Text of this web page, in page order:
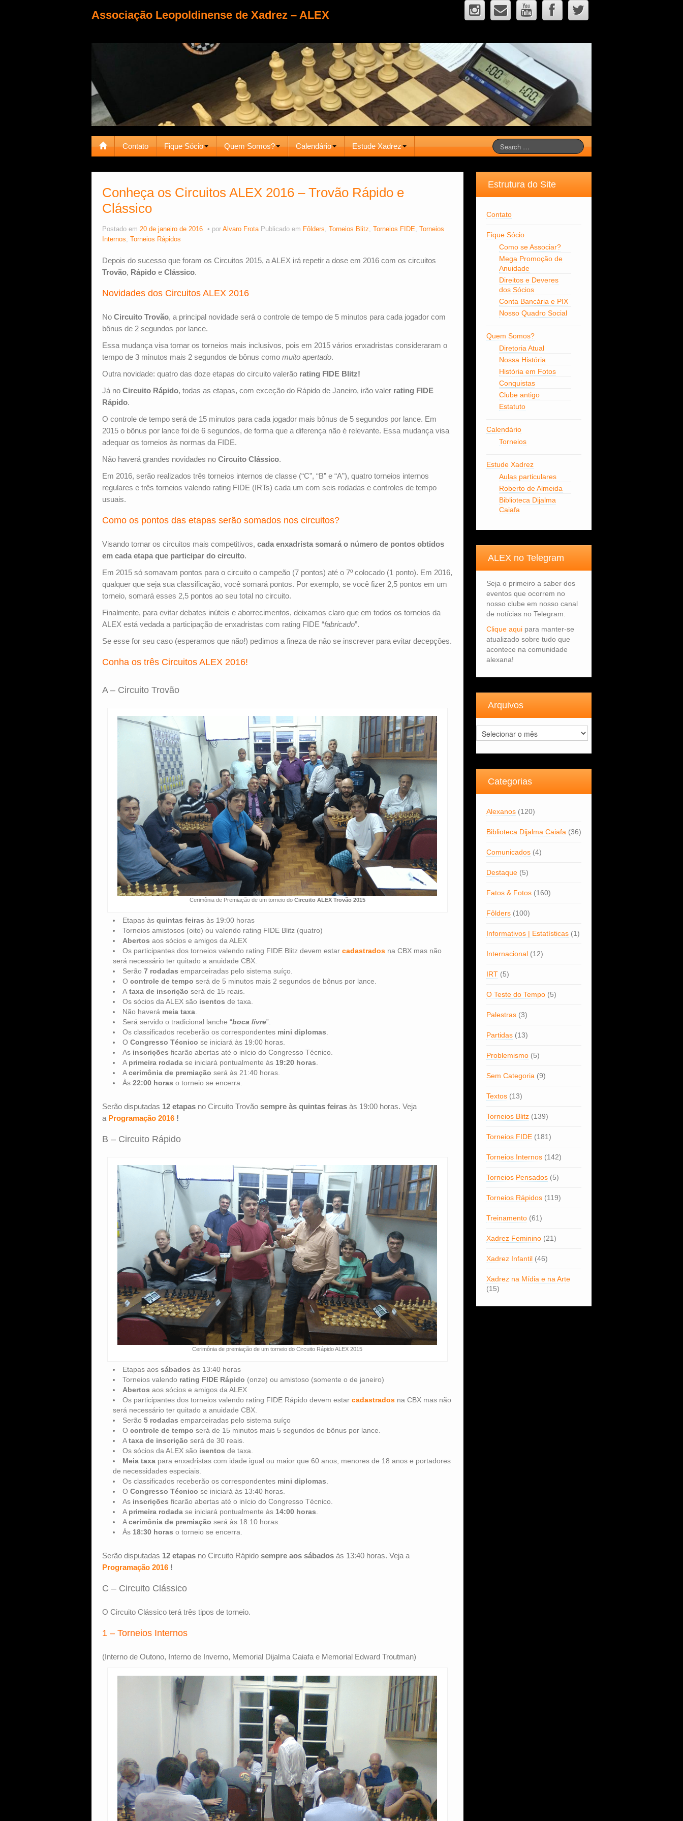
Associação Leopoldinense de Xadrez – ALEX
Contato Fique Sócio Quem Somos? Calendário Estude Xadrez
Conheça os Circuitos ALEX 2016 – Trovão Rápido e
Clássico
Postado em 20 de janeiro de 2016 por Alvaro Frota Publicado em Fôlders, Torneios Blitz, Torneios FIDE,
Torneios
Internos, Torneios Rápidos
Depois do sucesso que foram os Circuitos 2015, a ALEX irá repetir a dose em 2016 com os circuitos
Trovão, Rápido e Clássico.
Novidades dos Circuitos ALEX 2016
No Circuito Trovão, a principal novidade será o controle de tempo de 5 minutos para cada jogador com
bônus de 2 segundos por lance.
Essa mudança visa tornar os torneios mais inclusivos, pois em 2015 vários enxadristas consideraram o
tempo de 3 minutos mais 2 segundos de bônus como muito apertado.
Outra novidade: quatro das doze etapas do circuito valerão rating FIDE Blitz!
Já no Circuito Rápido, todas as etapas, com exceção do Rápido de Janeiro, irão valer rating FIDE
Rápido.
O controle de tempo será de 15 minutos para cada jogador mais bônus de 5 segundos por lance. Em
2015 o bônus por lance foi de 6 segundos, de forma que a diferença não é relevante. Essa mudança visa
adequar os torneios às normas da FIDE.
Não haverá grandes novidades no Circuito Clássico.
Em 2016, serão realizados três torneios internos de classe (“C”, “B” e “A”), quatro torneios internos
regulares e três torneios valendo rating FIDE (IRTs) cada um com seis rodadas e controles de tempo
usuais.
Como os pontos das etapas serão somados nos circuitos?
Visando tornar os circuitos mais competitivos, cada enxadrista somará o número de pontos obtidos
em cada etapa que participar do circuito.
Em 2015 só somavam pontos para o circuito o campeão (7 pontos) até o 7º colocado (1 ponto). Em 2016,
qualquer que seja sua classificação, você somará pontos. Por exemplo, se você fizer 2,5 pontos em um
torneio, somará esses 2,5 pontos ao seu total no circuito.
Finalmente, para evitar debates inúteis e aborrecimentos, deixamos claro que em todos os torneios da
ALEX está vedada a participação de enxadristas com rating FIDE “fabricado”.
Se esse for seu caso (esperamos que não!) pedimos a fineza de não se inscrever para evitar decepções.
Conha os três Circuitos ALEX 2016!
A – Circuito Trovão
Cerimônia de Premiação de um torneio doCircuito ALEX Trovão 2015
Etapas às quintas feiras às 19:00 horas
Torneios amistosos (oito) ou valendo rating FIDE Blitz (quatro)
Abertos aos sócios e amigos da ALEX
Os participantes dos torneios valendo rating FIDE Blitz devem estar cadastrados na CBX mas não
será necessário ter quitado a anuidade CBX.
Serão 7 rodadas emparceiradas pelo sistema suíço.
O controle de tempo será de 5 minutos mais 2 segundos de bônus por lance.
A taxa de inscrição será de 15 reais.
Os sócios da ALEX são isentos de taxa.
Não haverá meia taxa
Será servido o tradicional lanche “boca livre”.
Os classificados receberão os correspondentes mini diplomas
O Congresso Técnico se iniciará às 19:00 horas.
As inscrições ficarão abertas até o início do Congresso Técnico.
A primeira rodada se iniciará pontualmente às 19:20 horas
Acerimônia de premiação será às 21:40 horas.
Às 22:00 horas o torneio se encerra.
Serão disputadas 12 etapas no Circuito Trovão sempre às quintas feiras às 19:00 horas. Veja
a Programação 2016 !
B – Circuito Rápido
Cerimônia de premiação de um torneio do Circuito Rápido ALEX 2015
Etapas aos sábados às 13:40 horas
Torneios valendo rating FIDE Rápido (onze) ou amistoso (somente o de janeiro)
Abertos aos sócios e amigos da ALEX
Os participantes dos torneios valendo rating FIDE Rápido devem estar cadastrados na CBX mas não
será necessário ter quitado a anuidade CBX.
Serão 5 rodadas emparceiradas pelo sistema suíço
O controle de tempo será de 15 minutos mais 5 segundos de bônus por lance.
Ataxa de inscrição será de 30 reais.
Os sócios da ALEX são isentos de taxa.
Meia taxa para enxadristas com idade igual ou maior que 60 anos, menores de 18 anos e portadores
de necessidades especiais.
Os classificados receberão os correspondentes mini diplomas
O Congresso Técnico se iniciará às 13:40 horas.
As inscrições ficarão abertas até o início do Congresso Técnico.
A primeira rodada se iniciará pontualmente às 14:00 horas
Acerimônia de premiação será às 18:10 horas.
Às 18:30 horas o torneio se encerra.
Serão disputadas 12 etapas no Circuito Rápido sempre aos sábados às 13:40 horas. Veja a
Programação 2016 !
C – Circuito Clássico
O Circuito Clássico terá três tipos de torneio.
1 – Torneios Internos
(Interno de Outono, Interno de Inverno, Memorial Dijalma Caiafa e Memorial Edward Troutman)
Estrutura do Site
Contato
Fique Sócio
Como se Associar?
Mega Promoção de
Anuidade
Direitos e Deveres
dos Sócios
Conta Bancária e PIX
Nosso Quadro Social
Quem Somos?
Diretoria Atual
Nossa História
História em Fotos
Conquistas
Clube antigo
Estatuto
Calendário
Torneios
Estude Xadrez
Aulas particulares
Roberto de Almeida
Biblioteca Dijalma
Caiafa
ALEX no Telegram
Seja o primeiro a saber dos
eventos que ocorrem no
nosso clube em nosso canal
de notícias no Telegram.
Clique aquipara manter-se
atualizado sobre tudo que
acontece na comunidade
alexana!
Arquivos
Arquivos
Categorias
Alexanos(120)
Biblioteca Dijalma Caiafa(36)
Comunicados(4)
Destaque(5)
Fatos & Fotos(160)
Fôlders(100)
Informativos | Estatísticas(1)
Internacional(12)
IRT(5)
O Teste do Tempo(5)
Palestras(3)
Partidas(13)
Problemismo(5)
Sem Categoria(9)
Textos(13)
Torneios Blitz(139)
Torneios FIDE(181)
Torneios Internos(142)
Torneios Pensados(5)
Torneios Rápidos(119)
Treinamento(61)
Xadrez Feminino(21)
Xadrez Infantil(46)
Xadrez na Mídia e na Arte
(15)